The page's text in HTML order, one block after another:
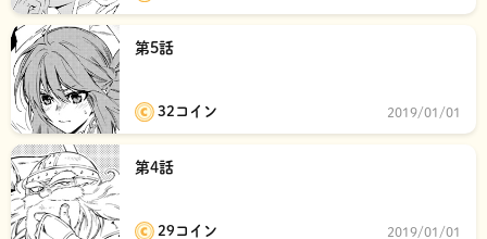
第5話
32コイン 2019/01/01
第4話
29コイン 2019/01/01